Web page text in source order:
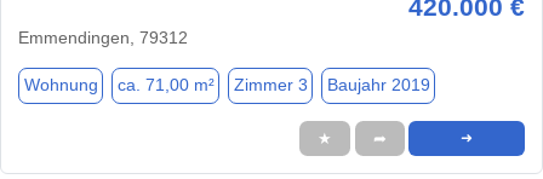
420.000 €
Emmendingen, 79312
Wohnung ca. 71,00 m² Zimmer 3 Baujahr 2019
★ ➦ ➜